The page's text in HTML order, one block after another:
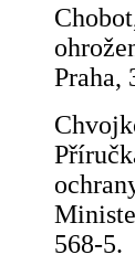
Praha,
568-5.